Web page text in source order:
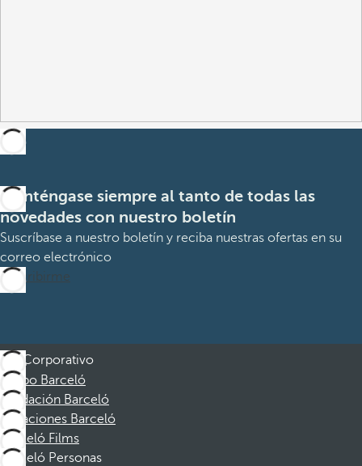
Manténgase siempre al tanto de todas las
novedades con nuestro boletín
Suscríbase a nuestro boletín y reciba nuestras ofertas en su
correo electrónico
Suscribirme
Corporativo
Grupo Barceló
Fundación Barceló
Vacaciones Barceló
Barceló Films
Barceló Personas